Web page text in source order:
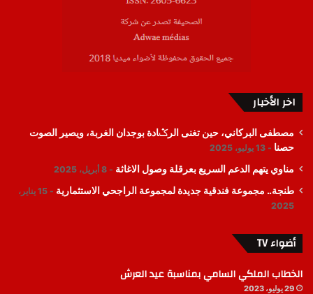
اخر الأخبار
مصطفى البركاني، حين تغنى الرݣادة بوجدان الغربة، ويصير الصوت
حصنا
13 يوليو، 2025
مناوي يتهم الدعم السريع بعرقلة وصول الاغاثة 8 أبريل، 2025
طنجة.. مجموعة فندقية جديدة لمجموعة الراجحي الاستثمارية
15 يناير،
2025
أضواء TV
الخطاب الملكي السامي بمناسبة عيد العرش
29 يوليو، 2023